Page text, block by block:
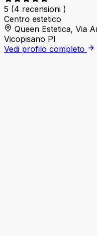
5 (4 recensioni )
Centro estetico
Queen Estetica, Via
Vicopisano PI
Vedi profilo completo